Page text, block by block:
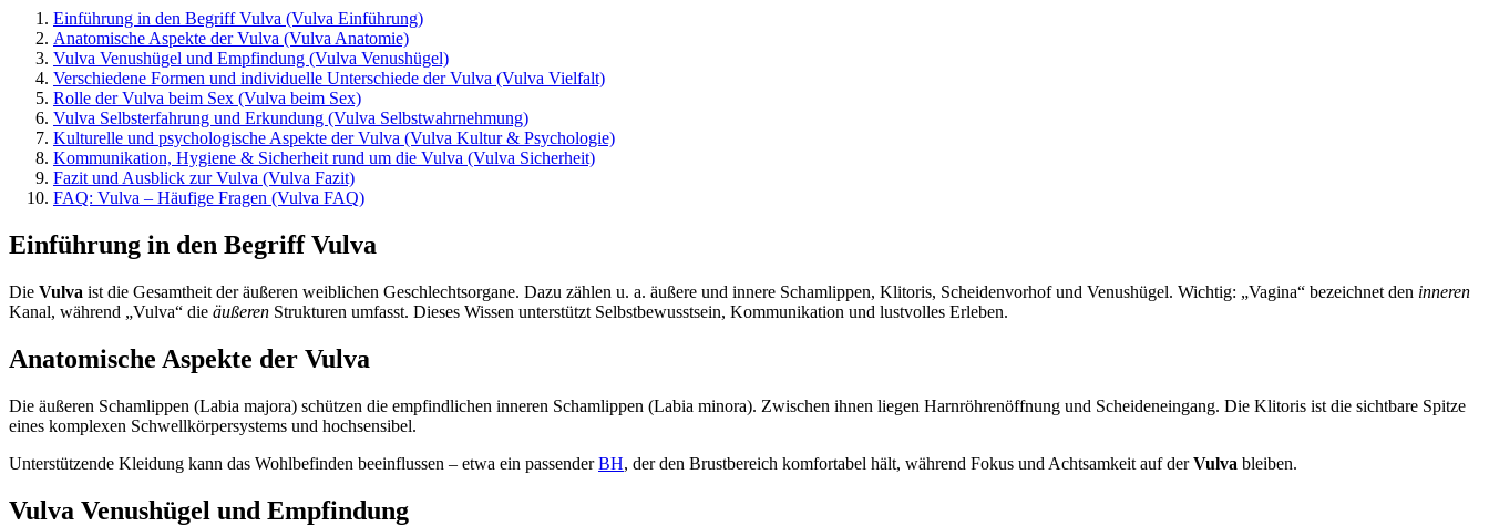
Einführung in den Begriff Vulva (Vulva Einführung)
Anatomische Aspekte der Vulva (Vulva Anatomie)
Vulva Venushügel und Empfindung (Vulva Venushügel)
Verschiedene Formen und individuelle Unterschiede der Vulva (Vulva Vielfalt)
Rolle der Vulva beim Sex (Vulva beim Sex)
Vulva Selbsterfahrung und Erkundung (Vulva Selbstwahrnehmung)
Kulturelle und psychologische Aspekte der Vulva (Vulva Kultur & Psychologie)
Kommunikation, Hygiene & Sicherheit rund um die Vulva (Vulva Sicherheit)
Fazit und Ausblick zur Vulva (Vulva Fazit)
FAQ: Vulva – Häufige Fragen (Vulva FAQ)
Einführung in den Begriff Vulva
Die Vulva ist die Gesamtheit der äußeren weiblichen Geschlechtsorgane. Dazu zählen u. a. äußere und innere Schamlippen, Klitoris, Scheidenvorhof und Venushügel. Wichtig: „Vagina“ bezeichnet den inneren
Kanal, während „Vulva“ die äußeren Strukturen umfasst. Dieses Wissen unterstützt Selbstbewusstsein, Kommunikation und lustvolles Erleben.
Anatomische Aspekte der Vulva
Die äußeren Schamlippen (Labia majora) schützen die empfindlichen inneren Schamlippen (Labia minora). Zwischen ihnen liegen Harnröhrenöffnung und Scheideneingang. Die Klitoris ist die sichtbare Spitze
eines komplexen Schwellkörpersystems und hochsensibel.
Unterstützende Kleidung kann das Wohlbefinden beeinflussen – etwa ein passenderBH, der den Brustbereich komfortabel hält, während Fokus und Achtsamkeit auf derVulva bleiben.
Vulva Venushügel und Empfindung